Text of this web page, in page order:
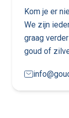
Kom je er
We zijn
graag
goud of